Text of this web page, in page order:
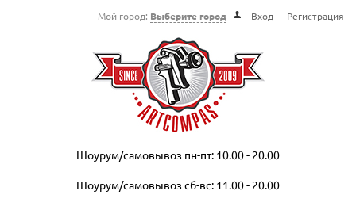
Мой город: Выберите город Вход Регистрация
Шоурум/самовывоз пн-пт: 10.00 - 20.00
Шоурум/самовывоз сб-вс: 11.00 - 20.00